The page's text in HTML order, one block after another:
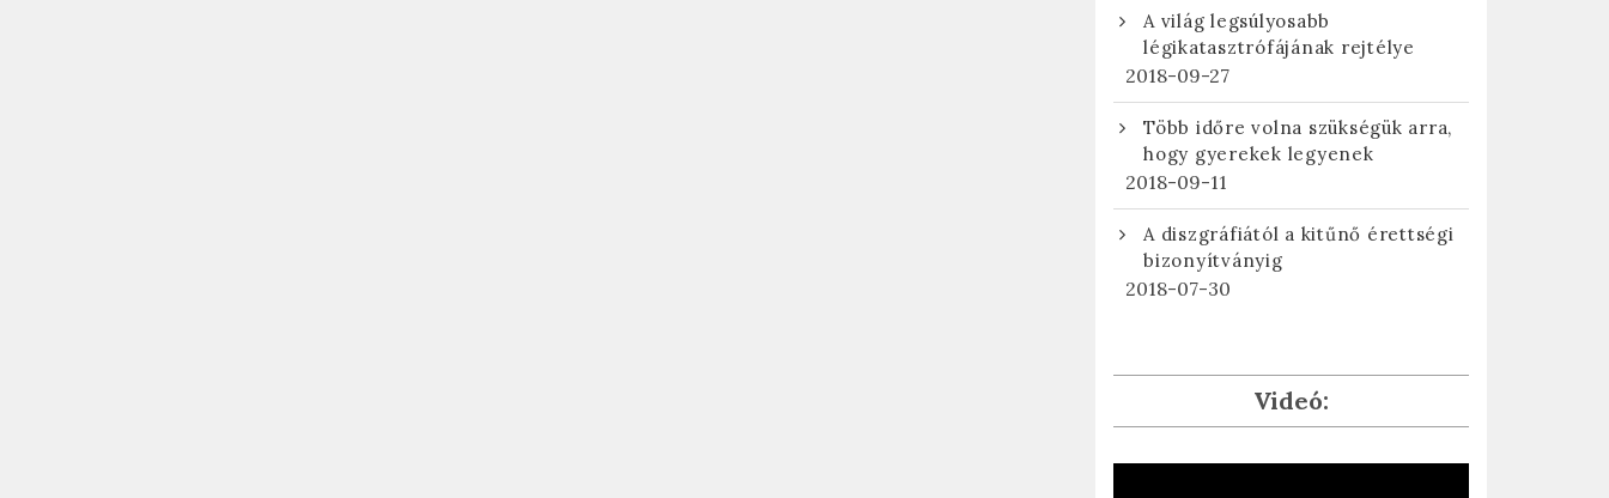
A világ legsúlyosabb
légikatasztrófájának rejtélye
2018-09-27
Több időre volna szükségük arra,
hogy gyerekek legyenek
2018-09-11
A diszgráfiától a kitűnő érettségi
bizonyítványig
2018-07-30
Videó: